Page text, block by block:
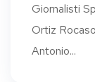
Giornalisti
Ortiz
Antonio...